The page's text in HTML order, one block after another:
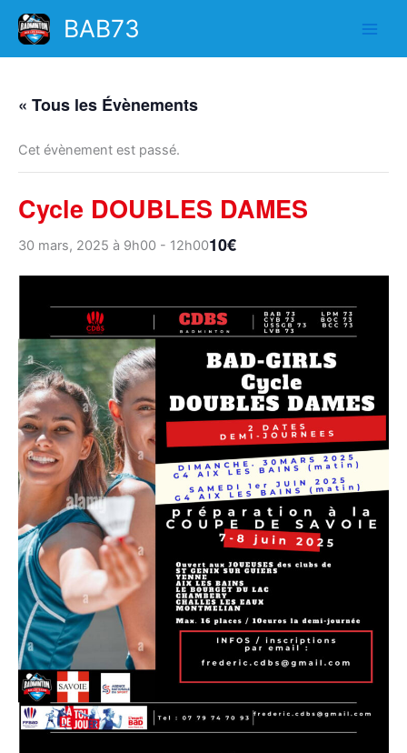
Aller
contenu
BAB73
« Tous les Évènements
Cet évènement est passé.
Cycle DOUBLES DAMES
30 mars, 2025 à 9h00 - 12h0010€